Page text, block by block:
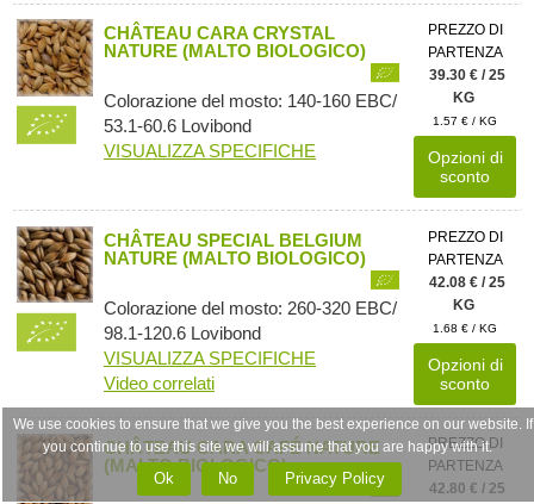
CHÂTEAU CARA CRYSTAL
NATURE (MALTO BIOLOGICO)
Colorazione del mosto: 140-160 EBC/
53.1-60.6 Lovibond
VISUALIZZA SPECIFICHE
PREZZO DI
PARTENZA
39.30 € / 25
KG
1.57 € / KG
Opzioni di
sconto
CHÂTEAU SPECIAL BELGIUM
NATURE (MALTO BIOLOGICO)
Colorazione del mosto: 260-320 EBC/
98.1-120.6 Lovibond
VISUALIZZA SPECIFICHE
Video correlati
PREZZO DI
PARTENZA
42.08 € / 25
KG
1.68 € / KG
Opzioni di
sconto
CHÂTEAU CARA CAFÉ NATURE
(MALTO BIOLOGICO)
PREZZO DI
PARTENZA
42.80 € / 25
We use cookies to ensure that we give you the best experience on our website. If
you continue to use this site we will assume that you are happy with it.
Ok No Privacy Policy